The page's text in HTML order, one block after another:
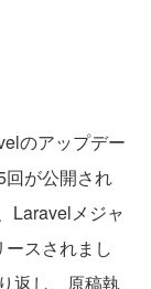
のアップデー
回が公開され
Laravelメジャ
スされまし
返し、原稿執